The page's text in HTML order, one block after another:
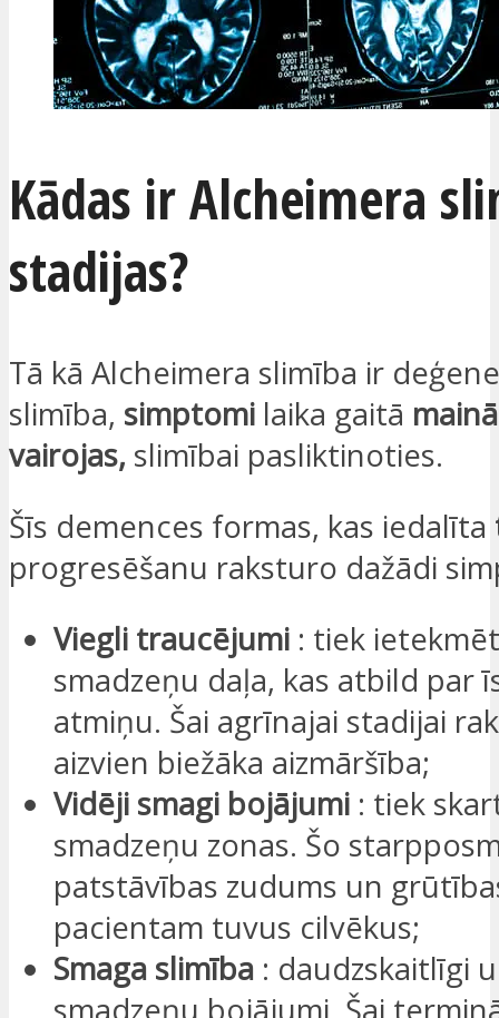
Kādas ir Alcheimera
stadijas?
Tā kā Alcheimera slimība ir
slimība, simptomi laika gaitā
vairojas, slimībai pasliktinoties.
Šīs demences formas, kas iedalīta
progresēšanu raksturo dažādi
Viegli traucējumi : tiek
smadzeņu daļa, kas atbild par
atmiņu. Šai agrīnajai stadijai
aizvien biežāka aizmāršība;
Vidēji smagi bojājumi : tiek
smadzeņu zonas. Šo
patstāvības zudums un
pacientam tuvus cilvēkus;
Smaga slimība : daudzskaitlīgi